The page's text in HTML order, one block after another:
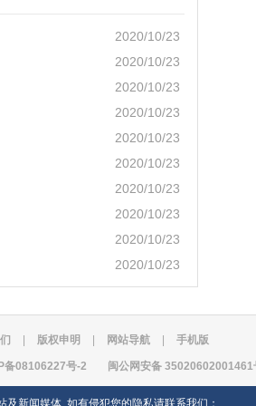
2020/10/23
2020/10/23
2020/10/23
2020/10/23
2020/10/23
2020/10/23
2020/10/23
2020/10/23
2020/10/23
2020/10/23
版权申明 网站导航 手机版
备08106227号-2 闽公网安备 35020602001461
及新闻媒体, 如有侵犯您的隐私请联系我们：